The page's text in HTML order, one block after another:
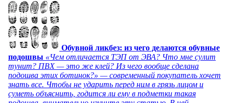
Обувной ликбез: из чего делаются обувные
подошвы «Чем отличается ТЭП от ЭВА? Что мне сулит
тунит? ПВХ — это же клей? Из чего вообще сделана
подошва этих ботинок?» — современный покупатель хочет
знать все. Чтобы не ударить перед ним в грязь лицом и
суметь объяснить, годится ли ему в подметки такая